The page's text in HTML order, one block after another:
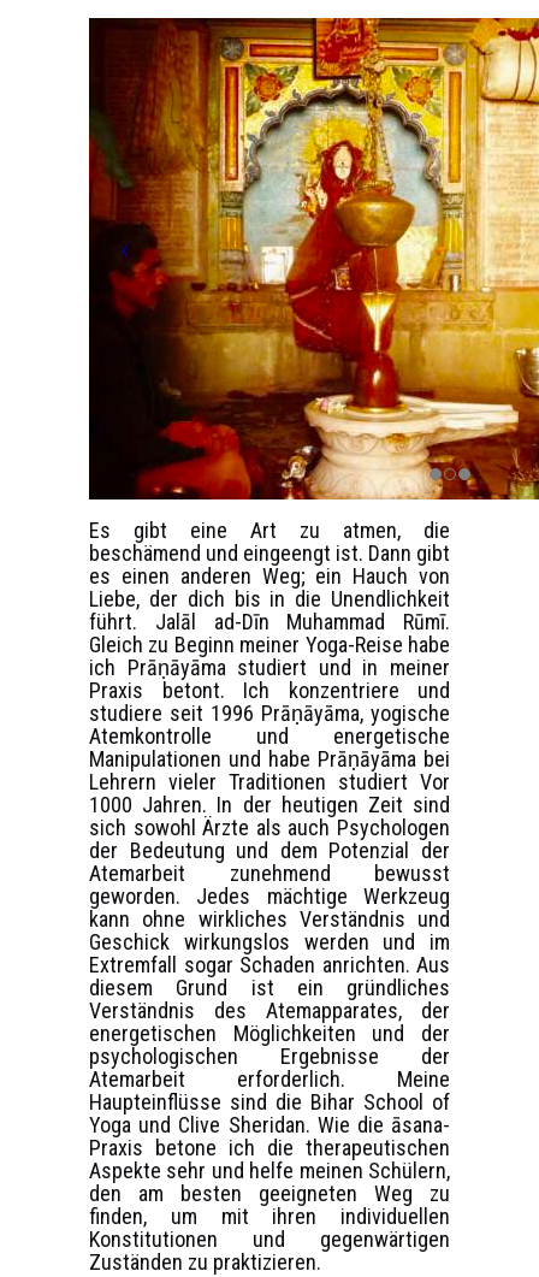
Es gibt eine Art zu atmen, die
beschämend und eingeengt ist. Dann gibt
es einen anderen Weg; ein Hauch von
Liebe, der dich bis in die Unendlichkeit
führt. Jalāl ad-Dīn Muhammad Rūmī.
Gleich zu Beginn meiner Yoga-Reise habe
ich Prāṇāyāma studiert und in meiner
Praxis betont. Ich konzentriere und
studiere seit 1996 Prāṇāyāma, yogische
Atemkontrolle und energetische
Manipulationen und habe Prāṇāyāma bei
Lehrern vieler Traditionen studiert Vor
1000 Jahren. In der heutigen Zeit sind
sich sowohl Ärzte als auch Psychologen
der Bedeutung und dem Potenzial der
Atemarbeit zunehmend bewusst
geworden. Jedes mächtige Werkzeug
kann ohne wirkliches Verständnis und
Geschick wirkungslos werden und im
Extremfall sogar Schaden anrichten. Aus
diesem Grund ist ein gründliches
Verständnis des Atemapparates, der
energetischen Möglichkeiten und der
psychologischen Ergebnisse der
Atemarbeit erforderlich. Meine
Haupteinflüsse sind die Bihar School of
Yoga und Clive Sheridan. Wie die āsana-
Praxis betone ich die therapeutischen
Aspekte sehr und helfe meinen Schülern,
den am besten geeigneten Weg zu
finden, um mit ihren individuellen
Konstitutionen und gegenwärtigen
Zuständen zu praktizieren.